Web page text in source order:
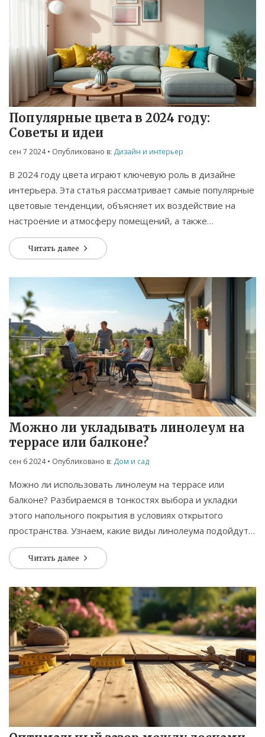
Популярные цвета в 2024 году:
Советы и идеи
сен 7 2024• Опубликовано в: Дизайн и интерьер
В 2024 году цвета играют ключевую роль в дизайне
интерьера. Эта статья рассматривает самые популярные
цветовые тенденции, объясняет их воздействие на
настроение и атмосферу помещений, а также
предлагает практические советы по их использованию в
доме.Читать далее
Можно ли укладывать линолеум на
террасе или балконе?
сен 6 2024• Опубликовано в: Дом и сад
Можно ли использовать линолеум на террасе или
балконе? Разбираемся в тонкостях выбора и укладки
этого напольного покрытия в условиях открытого
пространства. Узнаем, какие виды линолеума подойдут
для использования на улице и как правильно
подготовить основание.
Читать далее